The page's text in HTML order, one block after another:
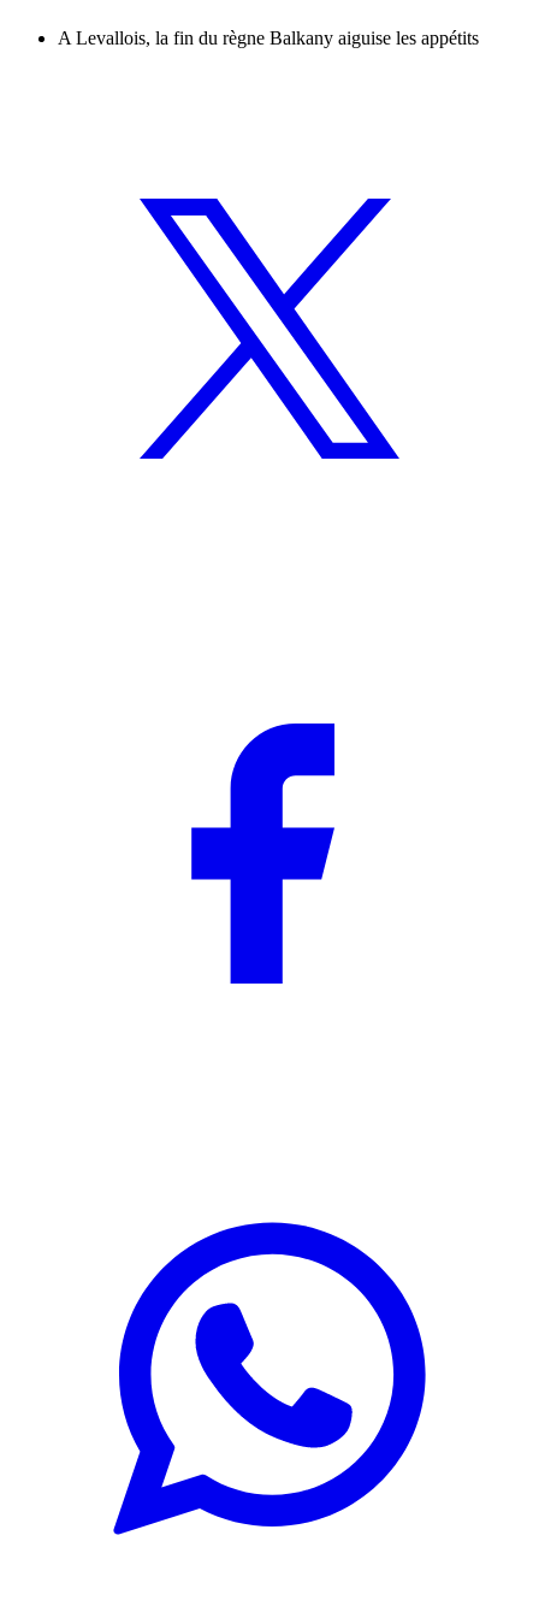
A Levallois, la fin du règne Balkany aiguise les appétits